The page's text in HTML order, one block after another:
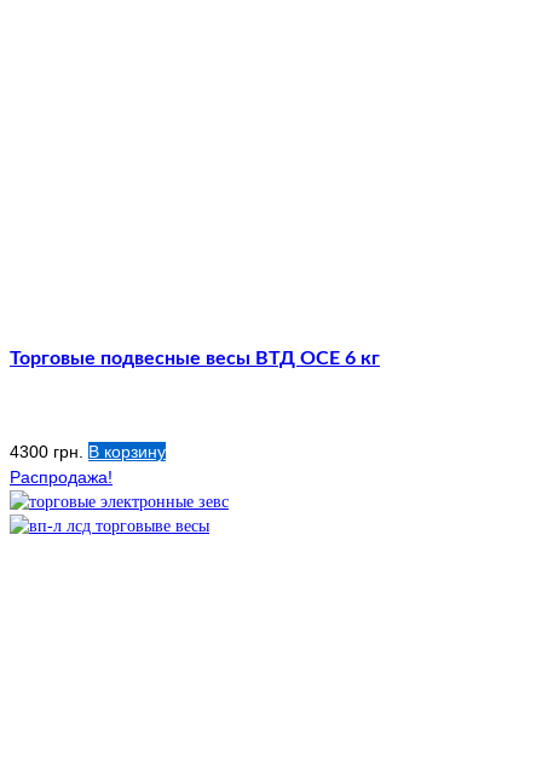
Торговые подвесные весы ВТД ОСЕ 6 кг
4300 грн.
В корзину
Распродажа!